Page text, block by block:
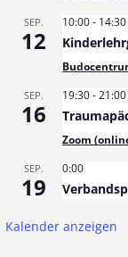
SEP.
12
10:00- 14:30
SEP.
16
19:30-21:00
Zoom
SEP.
19
0:00
Kalender anzeigen